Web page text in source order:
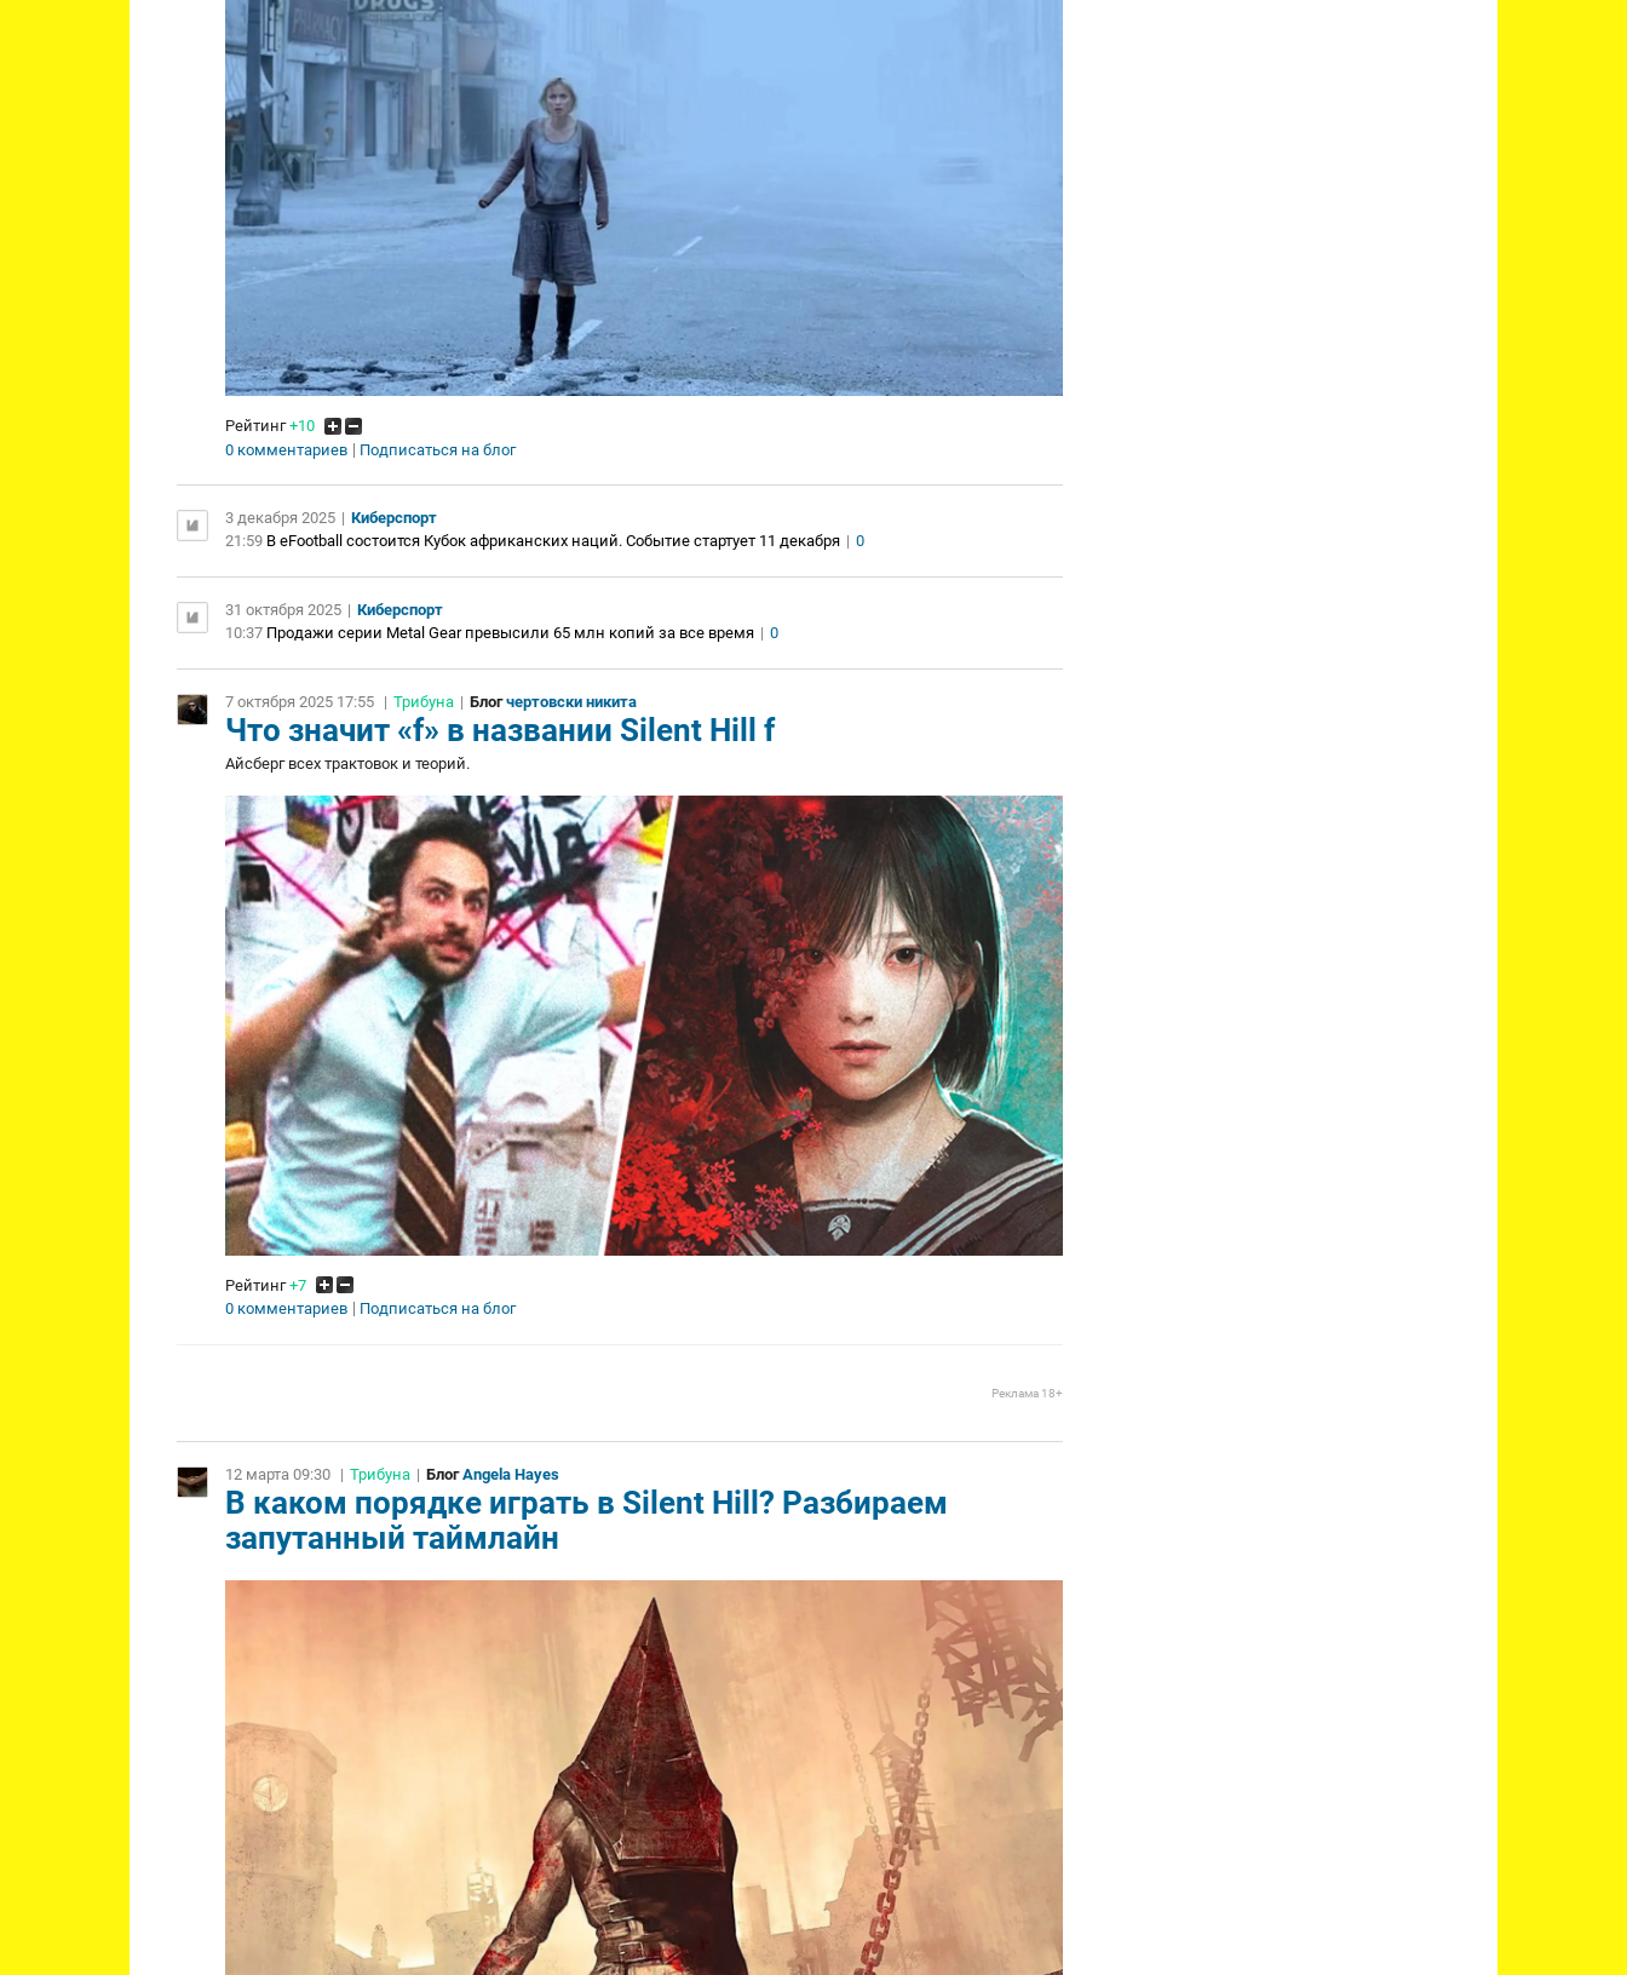
Рейтинг+10
0 комментариев
Подписаться на блог
3 декабря 2025 | Киберспорт
21:59 В eFootball состоится Кубок африканских наций. Событие стартует 11 декабря | 0
31 октября 2025 | Киберспорт
10:37 Продажи серии Metal Gear превысили 65 млн копий за все время | 0
7 октября 2025 17:55 | Трибуна | Блог чертовски никита
Что значит «f» в названии Silent Hill f
Айсберг всех трактовок и теорий.
Рейтинг+7
0 комментариев
Подписаться на блог
Реклама 18+
12 марта 09:30 | Трибуна | Блог Angela Hayes
В каком порядке играть в Silent Hill? Разбираем
запутанный таймлайн